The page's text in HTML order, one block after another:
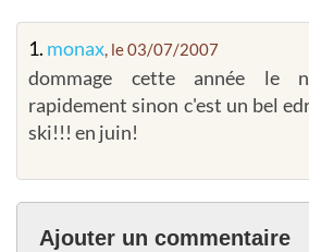
1. monax, le 03/07/2007
dommage cette année le
rapidement sinon c'est un bel
ski!!! en juin!
Ajouter un commentaire